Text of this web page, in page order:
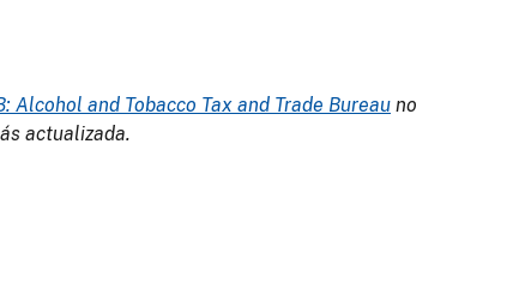
Alcohol and Tobacco Tax and Trade Bureau no
actualizada.